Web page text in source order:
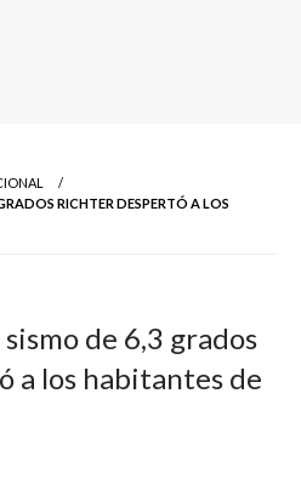
RICHTER DESPERTÓ A LOS
de 6,3 grados
a los habitantes de